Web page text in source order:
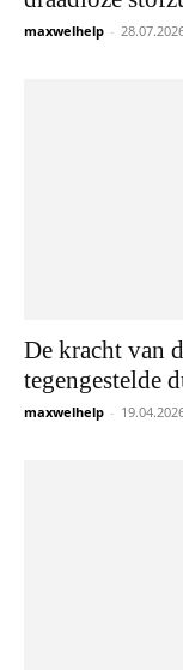
maxwelhelp -
De kracht van
tegengestelde
maxwelhelp -